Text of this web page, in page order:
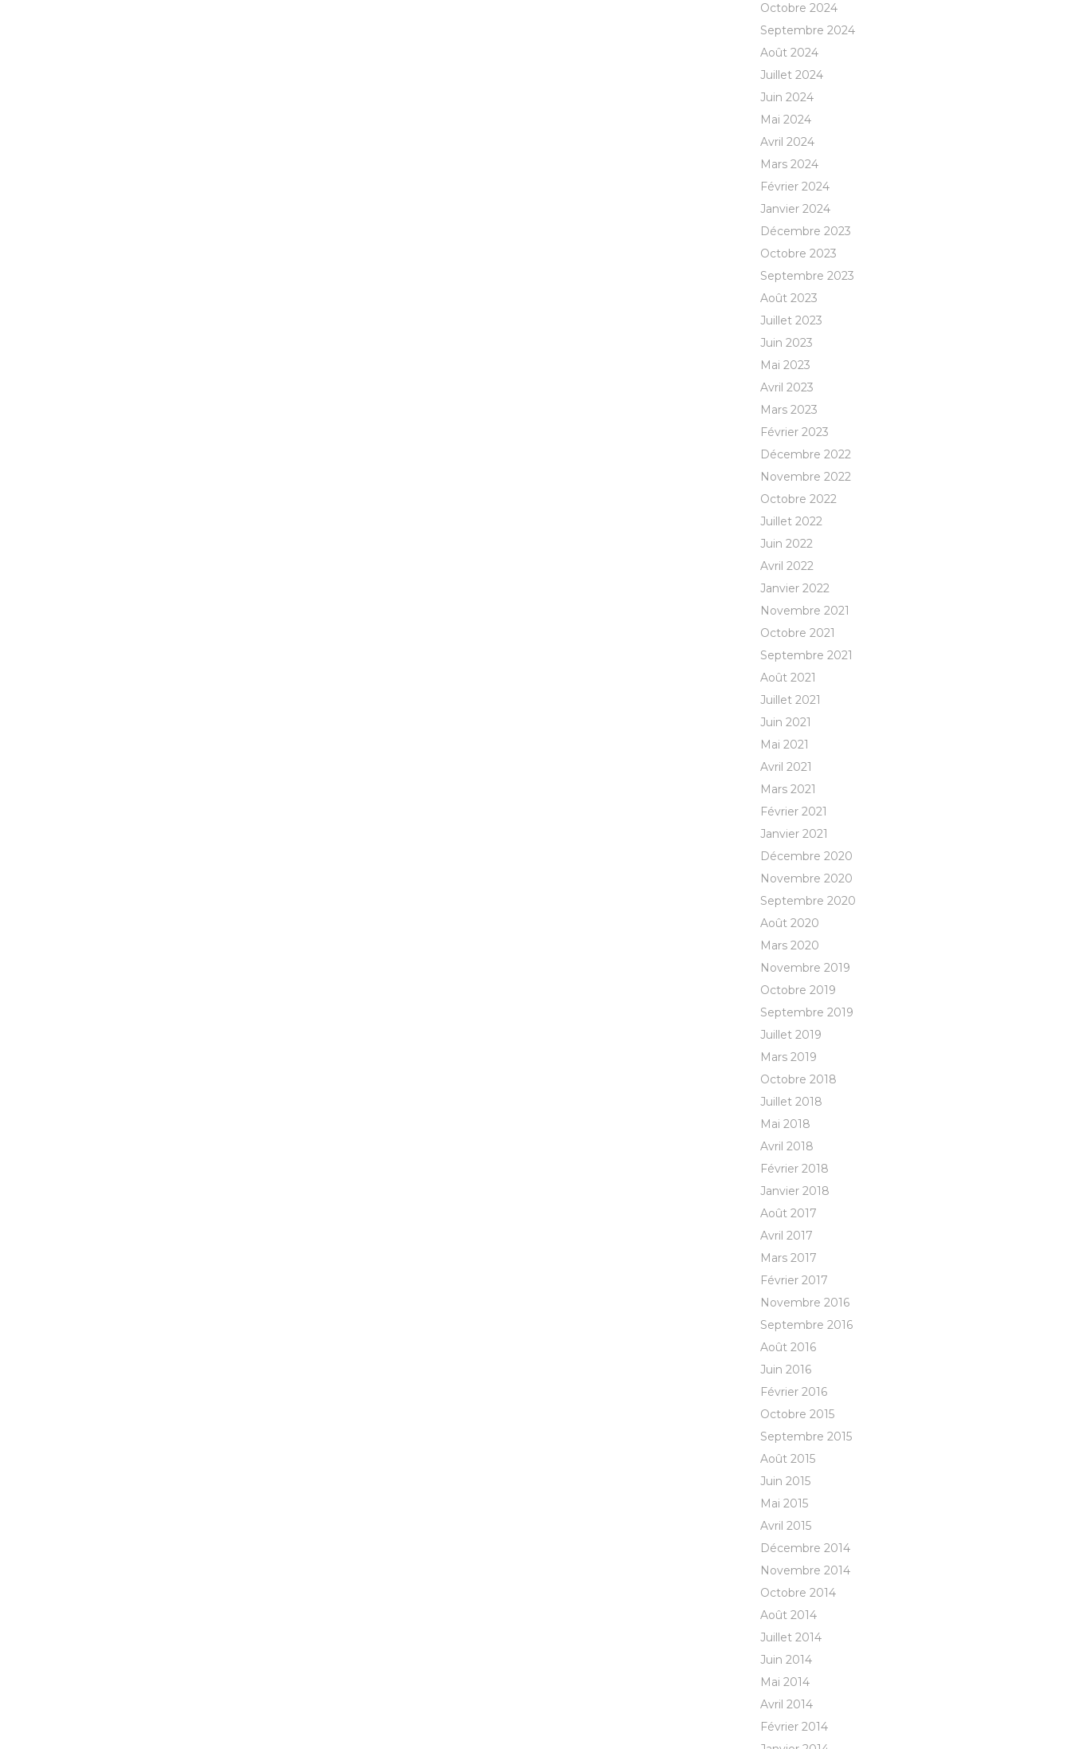
Octobre 2024
Septembre 2024
Août 2024
Juillet 2024
Juin 2024
Mai 2024
Avril 2024
Mars 2024
Février 2024
Janvier 2024
Décembre 2023
Octobre 2023
Septembre 2023
Août 2023
Juillet 2023
Juin 2023
Mai 2023
Avril 2023
Mars 2023
Février 2023
Décembre 2022
Novembre 2022
Octobre 2022
Juillet 2022
Juin 2022
Avril 2022
Janvier 2022
Novembre 2021
Octobre 2021
Septembre 2021
Août 2021
Juillet 2021
Juin 2021
Mai 2021
Avril 2021
Mars 2021
Février 2021
Janvier 2021
Décembre 2020
Novembre 2020
Septembre 2020
Août 2020
Mars 2020
Novembre 2019
Octobre 2019
Septembre 2019
Juillet 2019
Mars 2019
Octobre 2018
Juillet 2018
Mai 2018
Avril 2018
Février 2018
Janvier 2018
Août 2017
Avril 2017
Mars 2017
Février 2017
Novembre 2016
Septembre 2016
Août 2016
Juin 2016
Février 2016
Octobre 2015
Septembre 2015
Août 2015
Juin 2015
Mai 2015
Avril 2015
Décembre 2014
Novembre 2014
Octobre 2014
Août 2014
Juillet 2014
Juin 2014
Mai 2014
Avril 2014
Février 2014